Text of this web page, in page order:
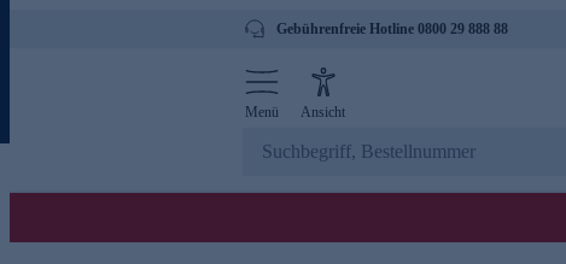
Gebührenfreie Hotline 0800 29 888 88
Menü Ansicht